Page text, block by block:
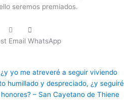
seremos premiados.
Email WhatsApp